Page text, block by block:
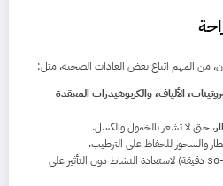
من المهم اتباع بعض العادات الصحية، مثل:
الألياف، والكربوهيدرات المعقدة
، حتى لا تشعر بالخمول والكسل.
والسحور للحفاظ على الترطيب.
(20-30 دقيقة) لاستعادة النشاط دون التأثير على